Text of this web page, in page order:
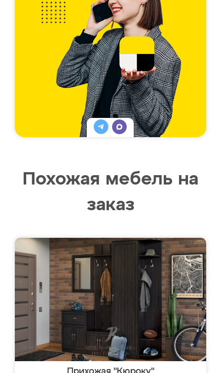
Похожая мебель на
заказ